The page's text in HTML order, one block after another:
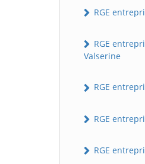
RGE
RGE
Valserine
RGE
RGE
RGE